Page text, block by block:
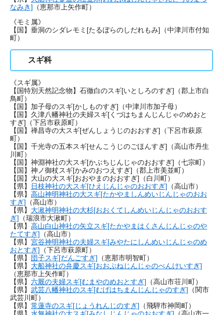
なみき] （恵那市上矢作町）
《モミ属》
【国】垂洞のシダレモミ[たるぼらのしだれもみ]（中津川市付知
町）
スギ科
《スギ属》
【国特別天然記念物】石徹白のスギ[いとしろのすぎ]（郡上市白
鳥町）
【国】加子母のスギ[かしものすぎ]（中津川市加子母）
【国】久津八幡神社の夫婦スギ[くづはちまんじんじゃのめおと
すぎ]（下呂市萩原町）
【国】禅昌寺の大スギ[ぜんしょうじのおおすぎ]（下呂市萩原
町）
【国】千光寺の五本スギ[せんこうじのごほんすぎ]（高山市丹生
川町）
【国】神淵神社の大スギ[かぶちじんじゃのおおすぎ]（七宗町）
【国】神ノ御杖スギ[かみのおつえすぎ]（郡上市美並町）
【国】大山の大スギ[おおやまのおおすぎ]（白川町）
【県】
日枝神社の大スギ[ひえじんじゃのおおすぎ] （高山市）
【県】 高山神明神社の大スギ[たかやましんめいじんじゃのおお
すぎ] （高山市）
【県】 大湫神明神社の大杉[おおくてしんめいじんじゃのおおす
ぎ] （瑞浪市大湫町）
【県】 高山白山神社の矢立スギ[たかやまはくさんじんじゃのや
たてすぎ] （高山市）
【県】 宮谷神明神社の夫婦スギ[みやたにしんめいじんじゃのめ
おとすぎ] （下呂市萩原町）
【県】 団子スギ[だんごすぎ] （恵那市明智町）
【県】 大船神社の弁慶スギ[おおぶねじんじゃのべんけいすぎ]
（恵那市上矢作町）
【県】 六厩の夫婦スギ[むまやのめおとすぎ] （高山市荘川町）
【県】 武芸八幡神社のスギ[むげはちまんじんじゃのすぎ] （関市
武芸川町）
【県】 常蓮寺のスギ[じょうれんじのすぎ] （飛騨市神岡町）